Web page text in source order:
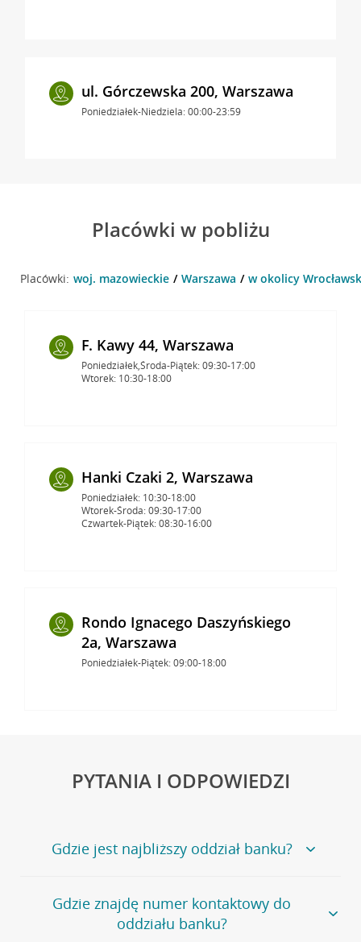
ul. Górczewska 200, Warszawa
Poniedziałek-Niedziela: 00:00-23:59
Placówki w pobliżu
Placówki: woj. mazowieckie Warszawa w okolicy
F. Kawy 44, Warszawa
Poniedziałek,Środa-Piątek: 09:30-17:00
Wtorek: 10:30-18:00
Hanki Czaki 2, Warszawa
Poniedziałek: 10:30-18:00
Wtorek-Środa: 09:30-17:00
Czwartek-Piątek: 08:30-16:00
Rondo Ignacego Daszyńskiego
2a, Warszawa
Poniedziałek-Piątek: 09:00-18:00
PYTANIA I ODPOWIEDZI
Gdzie jest najbliższy oddział banku?
Jeśli szukasz oddziału naszego banku, zapraszamy na
stronęPlacówki i bankomaty, na której znajduje się
wygodna wyszukiwarka.
Gdzie znajdę numer kontaktowy do
oddziału banku?